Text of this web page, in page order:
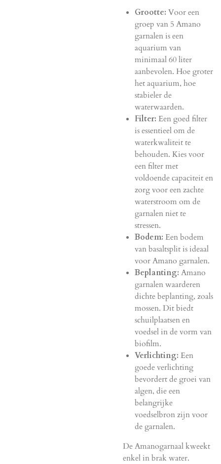
Grootte: Voor een
groep van 5 Amano
garnalen is een
aquarium van
minimaal 60 liter
aanbevolen. Hoe groter
het aquarium, hoe
stabieler de
waterwaarden.
Filter: Een goed filter
is essentieel om de
waterkwaliteit te
behouden. Kies voor
een filter met
voldoende capaciteit en
zorg voor een zachte
waterstroom om de
garnalen niet te
stressen.
Bodem: Een bodem
van basaltsplit is ideaal
voor Amano garnalen.
Beplanting: Amano
garnalen waarderen
dichte beplanting, zoals
mossen. Dit biedt
schuilplaatsen en
voedsel in de vorm van
biofilm.
Verlichting: Een
goede verlichting
bevordert de groei van
algen, die een
belangrijke
voedselbron zijn voor
de garnalen.
De Amanogarnaal kweekt
enkel in brak water.